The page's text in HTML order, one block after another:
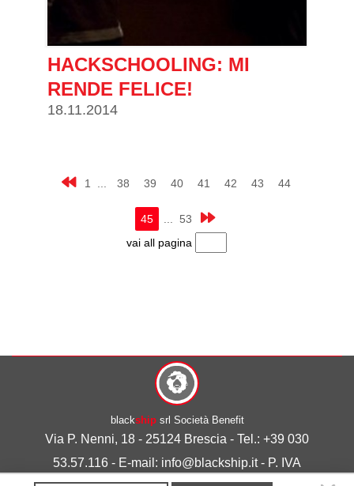
HACKSCHOOLING: MI
RENDE FELICE!
18.11.2014
1 ... 38 39 40 41 42 43 44
45
... 53
vai all pagina
blackshipsrl Società Benefit
Via P. Nenni, 18 - 25124 Brescia - Tel.: +39 030
53.57.116 - E-mail: info@blackship.it - P. IVA